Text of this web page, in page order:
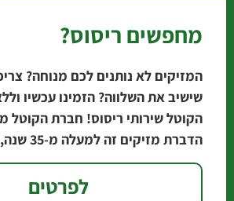
מחפשים ריסוס?
המזיקים לא נותנים לכם מנוחה?
שישיב את השלווה? הזמינו עכשיו
הקוטל שירותי ריסוס! חברת הקוטל
הדברת מזיקים זה למעלה מ-35 שנה, ועובדת
לפרטים